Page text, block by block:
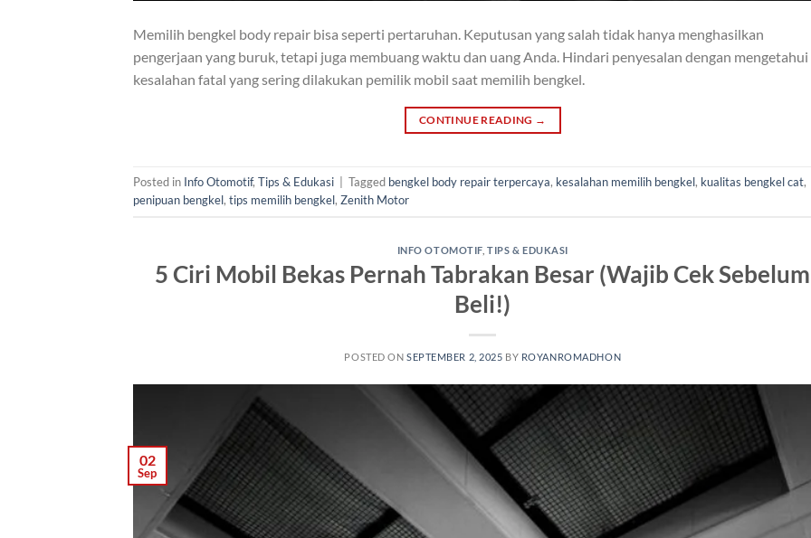
Memilih bengkel body repair bisa seperti pertaruhan. Keputusan yang salah tidak hanya menghasilkan
pengerjaan yang buruk, tetapi juga membuang waktu dan uang Anda. Hindari penyesalan dengan mengetahui
kesalahan fatal yang sering dilakukan pemilik mobil saat memilih bengkel.
CONTINUE READING →
Posted in Info Otomotif, Tips & Edukasi Tagged bengkel body repair terpercaya, kesalahan memilih bengkel, kualitas bengkel cat,
penipuan bengkel, tips memilih bengkel, Zenith Motor
INFO OTOMOTIF,TIPS & EDUKASI
5 Ciri Mobil Bekas Pernah Tabrakan Besar (Wajib Cek Sebelum
Beli!)
POSTED ONSEPTEMBER 2, 2025 BY ROYANROMADHON
02
Sep